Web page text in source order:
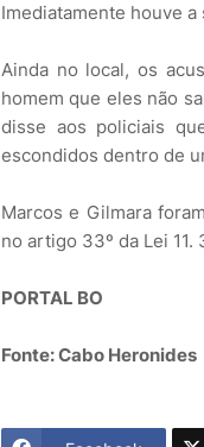
Imediatamente houve a
Ainda no local, os
homem que eles não
disse aos policiais
escondidos dentro de
Marcos e Gilmara
no artigo 33º da Lei
PORTAL BO
Fonte: Cabo Heronides